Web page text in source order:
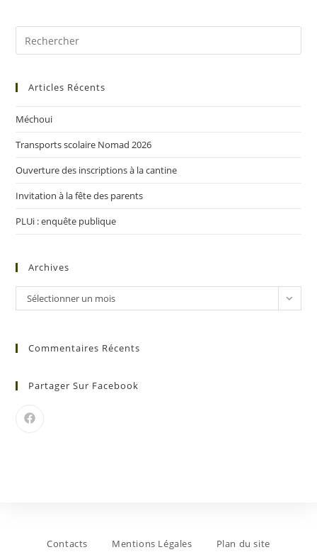
Articles Récents
Méchoui
Transports scolaire Nomad 2026
Ouverture des inscriptions à la cantine
Invitation à la fête des parents
PLUi : enquête publique
Archives
Sélectionner un mois
Commentaires Récents
Partager Sur Facebook
Contacts Mentions Légales Plan du site